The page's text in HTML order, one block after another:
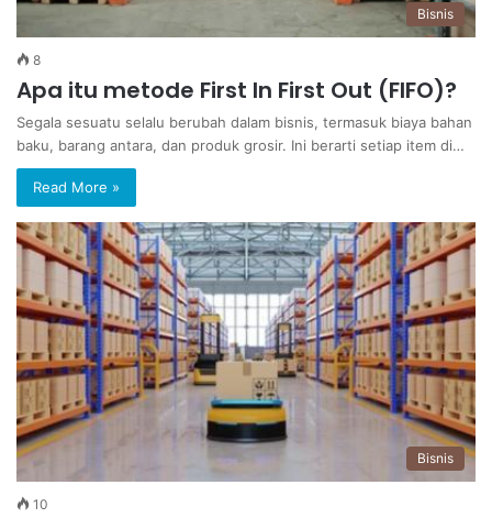
Bisnis
8
Apa itu metode First In First Out (FIFO)?
Segala sesuatu selalu berubah dalam bisnis, termasuk biaya bahan
baku, barang antara, dan produk grosir. Ini berarti setiap item di…
Read More »
Bisnis
10